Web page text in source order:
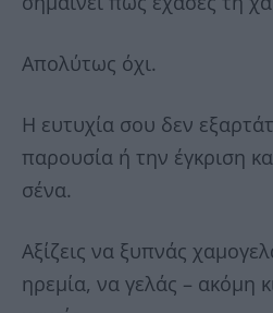
Απολύτως όχι.
Η ευτυχία σου δεν
παρουσία ή την έγκριση
σένα.
Αξίζεις να ξυπνάς
ηρεμία, να γελάς – ακόμη